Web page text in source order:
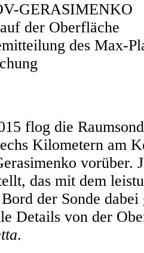
GERASIMENKO
der Oberfläche
des Max-
flog die
Kilometern am
vorüber.
das mit dem
der Sonde
Details von der
.